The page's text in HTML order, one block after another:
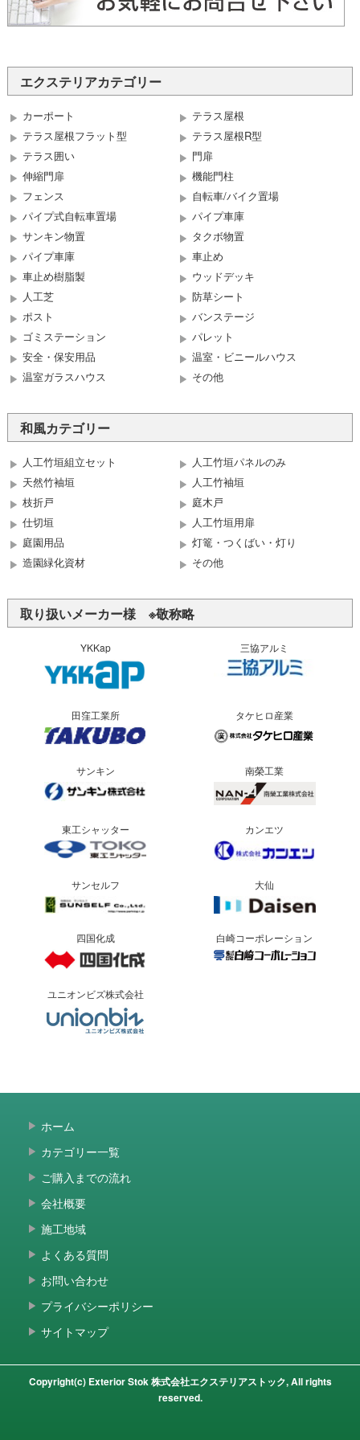
エクステリアカテゴリー
カーポート
テラス屋根
テラス屋根フラット型
テラス屋根R型
テラス囲い
門扉
伸縮門扉
機能門柱
フェンス
自転車/バイク置場
パイプ式自転車置場
パイプ車庫
サンキン物置
タクボ物置
パイプ車庫
車止め
車止め樹脂製
ウッドデッキ
人工芝
防草シート
ポスト
バンステージ
ゴミステーション
パレット
安全・保安用品
温室・ビニールハウス
温室ガラスハウス
その他
和風カテゴリー
人工竹垣組立セット
人工竹垣パネルのみ
天然竹袖垣
人工竹袖垣
枝折戸
庭木戸
仕切垣
人工竹垣用扉
庭園用品
灯篭・つくばい・灯り
造園緑化資材
その他
取り扱いメーカー様 ※敬称略
YKKap 三協アルミ
田窪工業所 タケヒロ産業
サンキン 南榮工業
東工シャッター カンエツ
サンセルフ 大仙
四国化成 白崎コーポレーション
ユニオンビズ株式会社
ホーム
カテゴリー一覧
ご購入までの流れ
会社概要
施工地域
よくある質問
お問い合わせ
プライバシーポリシー
サイトマップ
Copyright(c) Exterior Stok 株式会社エクステリアストック, All rights
reserved.